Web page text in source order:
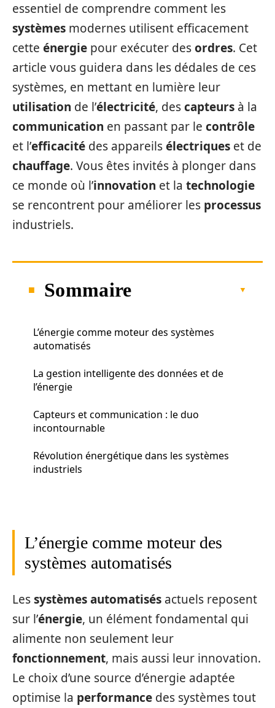
essentiel de comprendre comment les
systèmes modernes utilisent efficacement
cette énergie pour exécuter desordres. Cet
article vous guidera dans les dédales de ces
systèmes, en mettant en lumière leur
utilisation de l’électricité, descapteurs à la
communication en passant par le contrôle
et l’efficacité des appareilsélectriques et de
chauffage. Vous êtes invités à plonger dans
ce monde où l’innovation et la technologie
se rencontrent pour améliorer les processus
industriels.
Sommaire
L’énergie comme moteur des systèmes
automatisés
La gestion intelligente des données et de
l’énergie
Capteurs et communication : le duo
incontournable
Révolution énergétique dans les systèmes
industriels
L’énergie comme moteur des
systèmes automatisés
Lessystèmes automatisés actuels reposent
sur l’énergie, un élément fondamental qui
alimente non seulement leur
fonctionnement, mais aussi leur innovation.
Le choix d’une source d’énergie adaptée
optimise la performance des systèmes tout